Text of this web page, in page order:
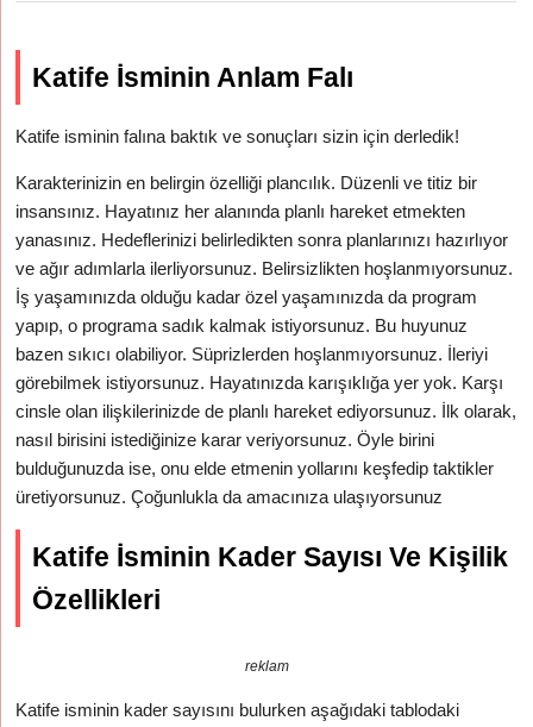
Katife İsminin Anlam Falı
Katife isminin falına baktık ve sonuçları sizin için derledik!
Karakterinizin en belirgin özelliği plancılık. Düzenli ve titiz bir
insansınız. Hayatınız her alanında planlı hareket etmekten
yanasınız. Hedeflerinizi belirledikten sonra planlarınızı hazırlıyor
ve ağır adımlarla ilerliyorsunuz. Belirsizlikten hoşlanmıyorsunuz.
İş yaşamınızda olduğu kadar özel yaşamınızda da program
yapıp, o programa sadık kalmak istiyorsunuz. Bu huyunuz
bazen sıkıcı olabiliyor. Süprizlerden hoşlanmıyorsunuz. İleriyi
görebilmek istiyorsunuz. Hayatınızda karışıklığa yer yok. Karşı
cinsle olan ilişkilerinizde de planlı hareket ediyorsunuz. İlk olarak,
nasıl birisini istediğinize karar veriyorsunuz. Öyle birini
bulduğunuzda ise, onu elde etmenin yollarını keşfedip taktikler
üretiyorsunuz. Çoğunlukla da amacınıza ulaşıyorsunuz
Katife İsminin Kader Sayısı Ve Kişilik
Özellikleri
reklam
Katife isminin kader sayısını bulurken aşağıdaki tablodaki